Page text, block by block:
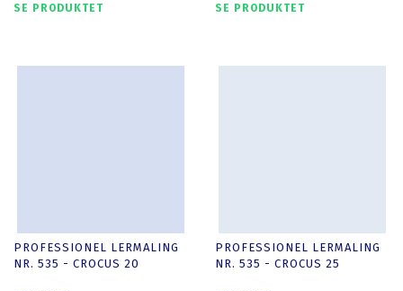
SE PRODUKTET SE PRODUKTET
PROFESSIONEL LERMALING
NR. 535 - CROCUS 20
PROFESSIONEL LERMALING
NR. 535 - CROCUS 25